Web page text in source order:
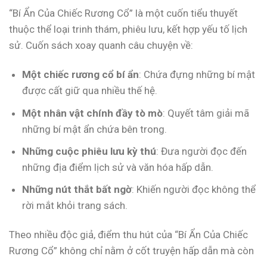
“Bí Ẩn Của Chiếc Rương Cổ” là một cuốn tiểu thuyết
thuộc thể loại trinh thám, phiêu lưu, kết hợp yếu tố lịch
sử. Cuốn sách xoay quanh câu chuyện về:
Một chiếc rương cổ bí ẩn: Chứa đựng những bí mật
được cất giữ qua nhiều thế hệ.
Một nhân vật chính đầy tò mò: Quyết tâm giải mã
những bí mật ẩn chứa bên trong.
Những cuộc phiêu lưu kỳ thú: Đưa người đọc đến
những địa điểm lịch sử và văn hóa hấp dẫn.
Những nút thắt bất ngờ: Khiến người đọc không thể
rời mắt khỏi trang sách.
Theo nhiều độc giả, điểm thu hút của “Bí Ẩn Của Chiếc
Rương Cổ” không chỉ nằm ở cốt truyện hấp dẫn mà còn